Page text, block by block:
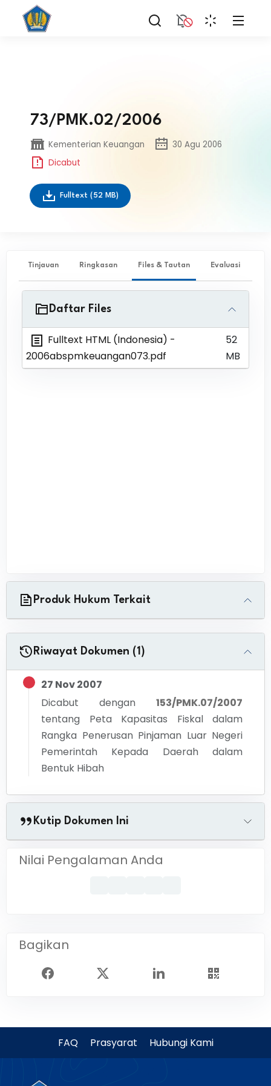
73/PMK.02/2006
Kementerian Keuangan
30 Agu 2006
Dicabut
Fulltext (52 MB)
Tinjauan Ringkasan Files & Tautan Evaluasi
Daftar Files
Fulltext HTML (Indonesia) -
2006abspmkeuangan073.pdf
52
MB
Produk Hukum Terkait
Riwayat Dokumen (1)
27 Nov 2007
Dicabut dengan
153/PMK.07/2007
tentang Peta Kapasitas Fiskal dalam
Rangka Penerusan Pinjaman Luar Negeri
Pemerintah Kepada Daerah dalam
Bentuk Hibah
Kutip Dokumen Ini
Nilai Pengalaman Anda
Bagikan
FAQ Prasyarat Hubungi Kami